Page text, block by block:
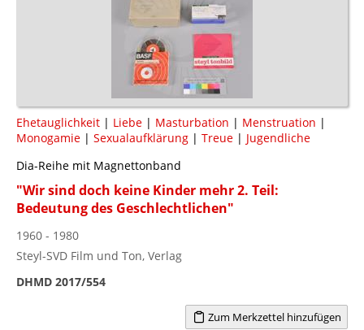
Ehetauglichkeit | Liebe | Masturbation | Menstruation |
Monogamie | Sexualaufklärung | Treue | Jugendliche
Dia-Reihe mit Magnettonband
"Wir sind doch keine Kinder mehr 2. Teil:
Bedeutung des Geschlechtlichen"
1960 - 1980
Steyl-SVD Film und Ton, Verlag
DHMD 2017/554
Zum Merkzettel hinzufügen